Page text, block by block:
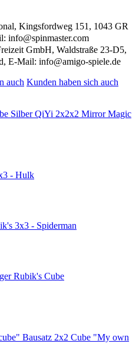
Kingsfordweg 151, 1043 GR
info@spinmaster.com
GmbH, Waldstraße 23-D5,
E-Mail: info@amigo-spiele.de
auch Kunden haben sich auch
QiYi 2x2x2 Mirror Magic
- Hulk
3x3 - Spiderman
Rubik's Cube
Bausatz 2x2 Cube "My own